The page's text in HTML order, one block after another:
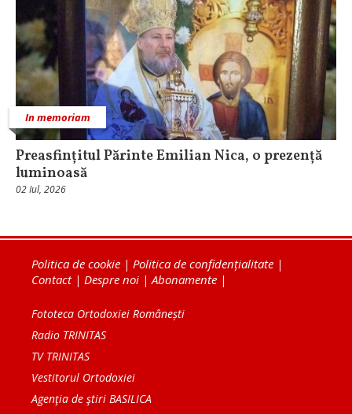
In memoriam
Preasfințitul Părinte Emilian Nica, o prezență
luminoasă
02 Iul, 2026
Politica de cookie | Politica de confidențialitate |
Contact| Despre noi |Abonamente |
Fototeca Ortodoxiei Românești
Radio TRINITAS
TV TRINITAS
Vestitorul Ortodoxiei
Agenţia de ştiri BASILICA